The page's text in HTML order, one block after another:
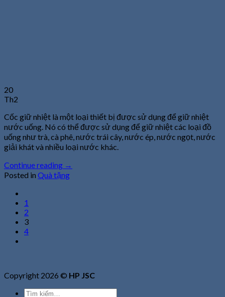
20
Th2
Cốc giữ nhiệt là một loại thiết bị được sử dụng để giữ nhiệt
nước uống. Nó có thể được sử dụng để giữ nhiệt các loại đồ
uống như trà, cà phê, nước trái cây, nước ép, nước ngọt, nước
giải khát và nhiều loại nước khác.
Continue reading →
Posted in Quà tặng
1
2
3
4
Copyright 2026 © HP JSC
Tìm